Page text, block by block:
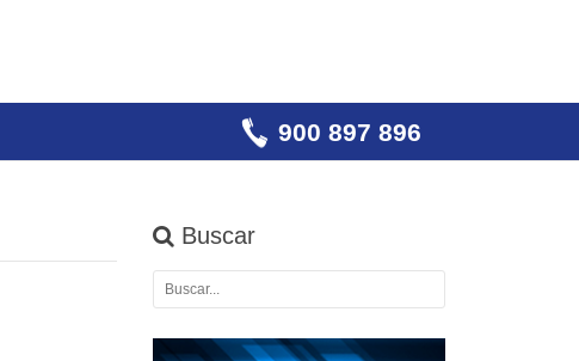
900 897 896
Buscar